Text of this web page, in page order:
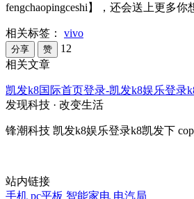
fengchaopingceshi】，还会送上更多你
相关标签： vivo
分享 赞
12
相关文章
凯发k8国际首页登录-凯发k8娱乐登录
发现科技 · 改变生活
锋潮科技 凯发k8娱乐登录k8凯发下
站内链接
手机 pc平板 智能家电 电汽局